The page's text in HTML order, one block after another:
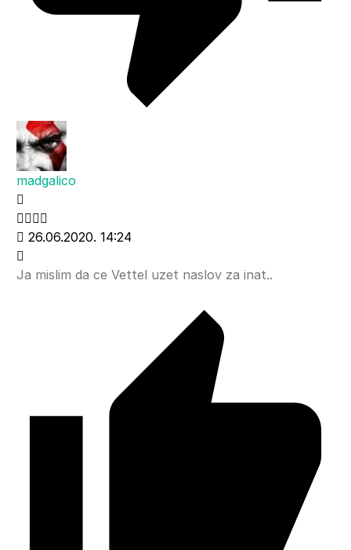
madgalico
26.06.2020. 14:24
Ja mislim da ce Vettel uzet naslov za inat..